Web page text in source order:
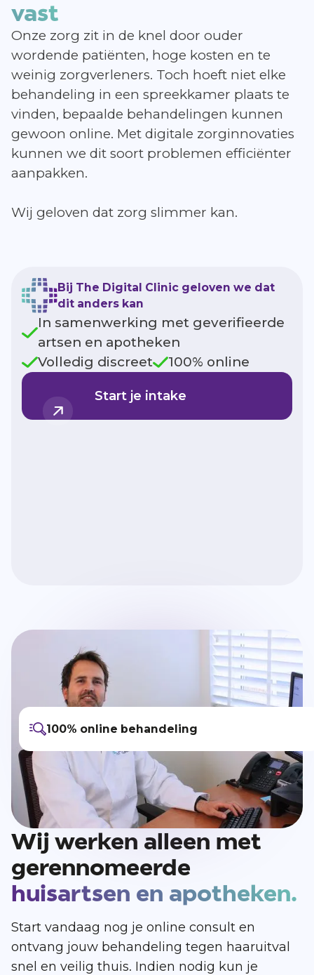
vast
Onze zorg zit in de knel door ouder
wordende patiënten, hoge kosten en te
weinig zorgverleners. Toch hoeft niet elke
behandeling in een spreekkamer plaats te
vinden, bepaalde behandelingen kunnen
gewoon online. Met digitale zorginnovaties
kunnen we dit soort problemen efficiënter
aanpakken.
Wij geloven dat zorg slimmer kan.
Bij The Digital Clinic geloven we dat
dit anders kan
In samenwerking met geverifieerde
artsen en apotheken
Volledig discreet
100% online
Start je intake
Alexander Vos - Purmerend
100% online behandeling
Wij werken alleen met
gerennomeerde
huisartsen en apotheken.
Start vandaag nog je online consult en
ontvang jouw behandeling tegen haaruitval
snel en veilig thuis. Indien nodig kun je